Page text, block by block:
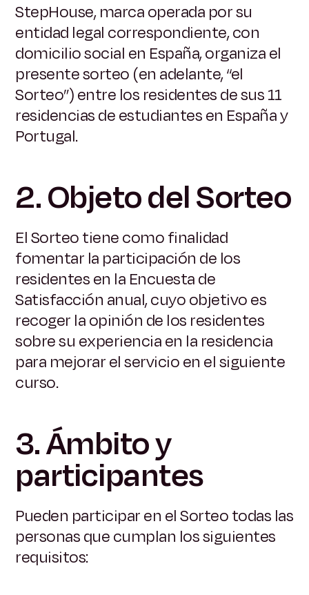
StepHouse, marca operada por su
entidad legal correspondiente, con
domicilio social en España, organiza el
presente sorteo (en adelante, “el
Sorteo”) entre los residentes de sus 11
residencias de estudiantes en España y
Portugal.
2. Objeto del Sorteo
El Sorteo tiene como finalidad
fomentar la participación de los
residentes en la Encuesta de
Satisfacción anual, cuyo objetivo es
recoger la opinión de los residentes
sobre su experiencia en la residencia
para mejorar el servicio en el siguiente
curso.
3. Ámbito y
participantes
Pueden participar en el Sorteo todas las
personas que cumplan los siguientes
requisitos: